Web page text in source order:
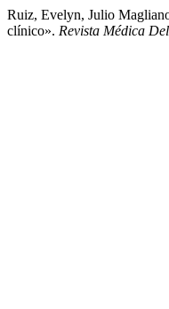
Ruiz, Evelyn, Julio
clínico». Revista Médica